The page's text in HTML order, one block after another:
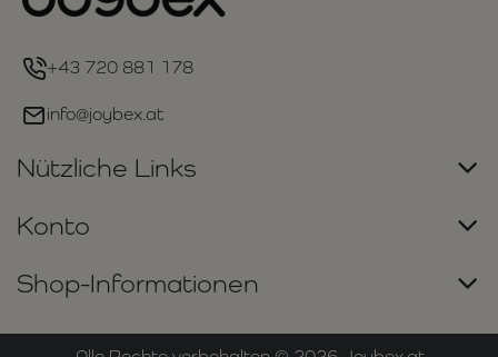
+43 720 881 178
info@joybex.at
Nützliche Links
Konto
Shop-Informationen